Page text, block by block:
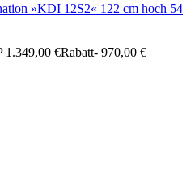
»KDI 12S2« 122 cm hoch 54
1.349,00 €Rabatt- 970,00 €